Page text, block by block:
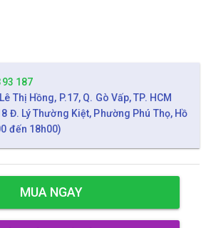
187
Thị Hồng, P.17, Q. Gò Vấp, TP. HCM
Đ. Lý Thường Kiệt, Phường Phú Thọ, Hồ
đến 18h00)
MUA NGAY